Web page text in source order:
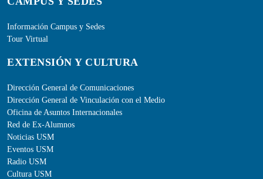
Información Campus y Sedes
Tour Virtual
EXTENSIÓN Y CULTURA
Dirección General de Comunicaciones
Dirección General de Vinculación con el Medio
Oficina de Asuntos Internacionales
Red de Ex-Alumnos
Noticias USM
Eventos USM
Radio USM
Cultura USM